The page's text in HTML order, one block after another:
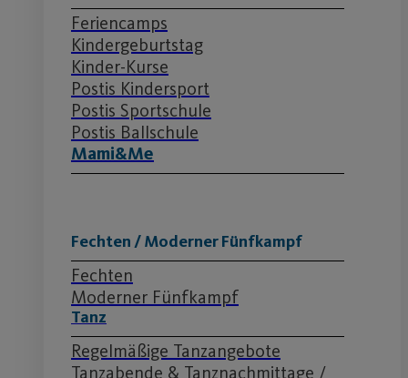
Feriencamps
Kindergeburtstag
Kinder-Kurse
Postis Kindersport
Postis Sportschule
Postis Ballschule
Mami&Me
Fechten / Moderner Fünfkampf
Fechten
Moderner Fünfkampf
Tanz
Regelmäßige Tanzangebote
Tanzabende & Tanznachmittage /